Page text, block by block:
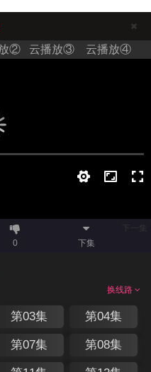
0 下集
换线路
第03集 第04集
第07集 第08集